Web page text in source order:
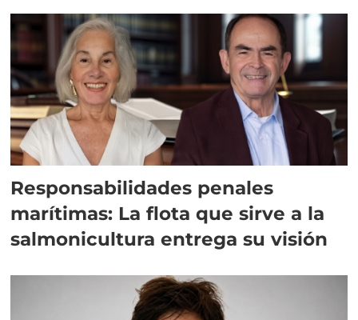
Responsabilidades penales
marítimas: La flota que sirve a la
salmonicultura entrega su visión